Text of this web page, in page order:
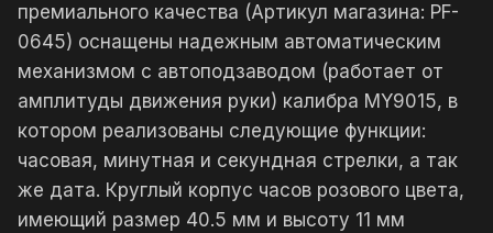
премиального качества (Артикул магазина: PF-
0645) оснащены надежным автоматическим
механизмом с автоподзаводом (работает от
амплитуды движения руки) калибра MY9015, в
котором реализованы следующие функции:
часовая, минутная и секундная стрелки, а так
же дата. Круглый корпус часов розового цвета,
имеющий размер 40.5 мм и высоту 11 мм